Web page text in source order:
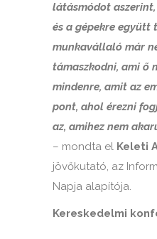
látásmódot
és a gépekre együtt
munkavállaló már
támaszkodni, ami ő
mindenre, amit az
pont, ahol érezni
az, amihez nem
– mondta el Keleti
jövőkutató, az
Napja alapítója.
Kereskedelmi